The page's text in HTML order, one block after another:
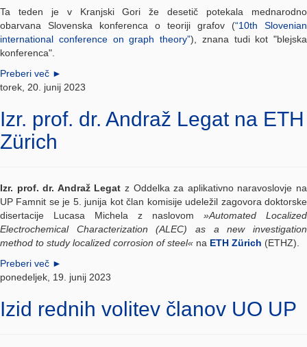
Ta teden je v Kranjski Gori že desetič potekala mednarodno
obarvana Slovenska konferenca o teoriji grafov (“10th Slovenian
international conference on graph theory”), znana tudi kot "blejska
konferenca".
Preberi več ►
torek, 20. junij 2023
Izr. prof. dr. Andraž Legat na ETH
Zürich
Izr. prof. dr. Andraž Legat z Oddelka za aplikativno naravoslovje na
UP Famnit se je 5. junija kot član komisije udeležil zagovora doktorske
disertacije Lucasa Michela z naslovom »Automated Localized
Electrochemical Characterization (ALEC) as a new investigation
method to study localized corrosion of steel« na ETH Zürich (ETHZ).
Preberi več ►
ponedeljek, 19. junij 2023
Izid rednih volitev članov UO UP